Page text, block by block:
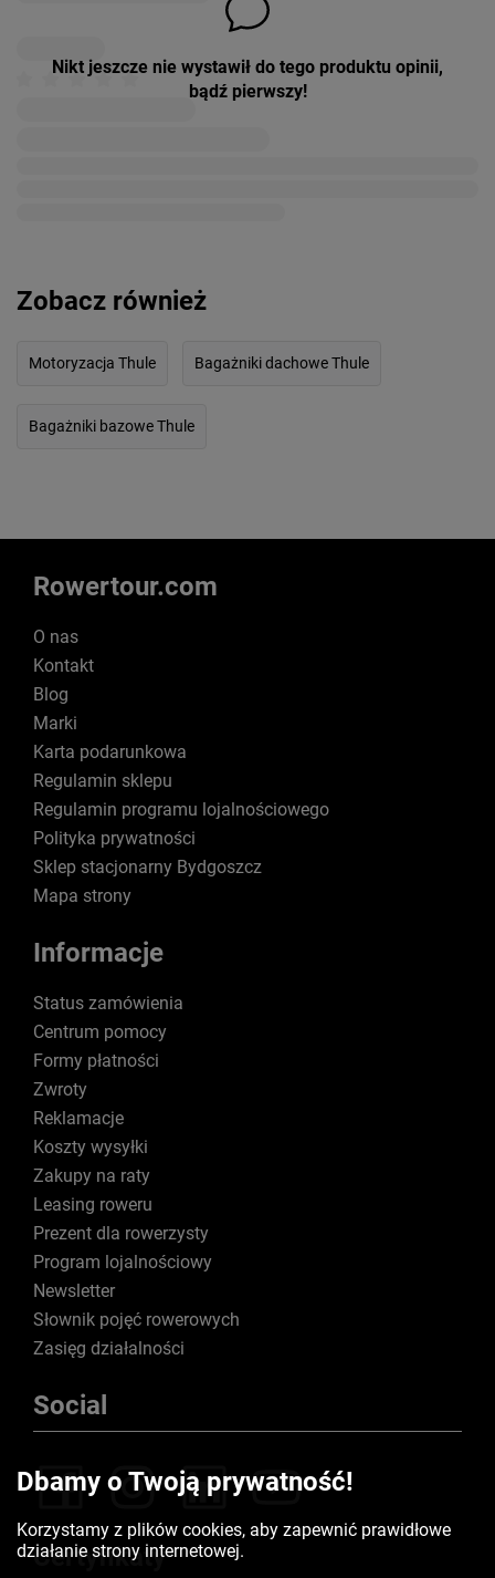
Nikt jeszcze nie wystawił do tego produktu opinii,
bądź pierwszy!
Zobacz również
Motoryzacja Thule Bagażniki dachowe Thule
Bagażniki bazowe Thule
Rowertour.com
O nas
Kontakt
Blog
Marki
Karta podarunkowa
Regulamin sklepu
Regulamin programu lojalnościowego
Polityka prywatności
Sklep stacjonarny Bydgoszcz
Mapa strony
Informacje
Status zamówienia
Centrum pomocy
Formy płatności
Zwroty
Reklamacje
Koszty wysyłki
Zakupy na raty
Leasing roweru
Prezent dla rowerzysty
Program lojalnościowy
Newsletter
Słownik pojęć rowerowych
Zasięg działalności
Social
Certyfikaty
Dbamy o Twoją prywatność!
Korzystamy z plików cookies, aby zapewnić prawidłowe
działanie strony internetowej.